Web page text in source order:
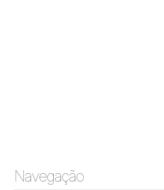
Navegação